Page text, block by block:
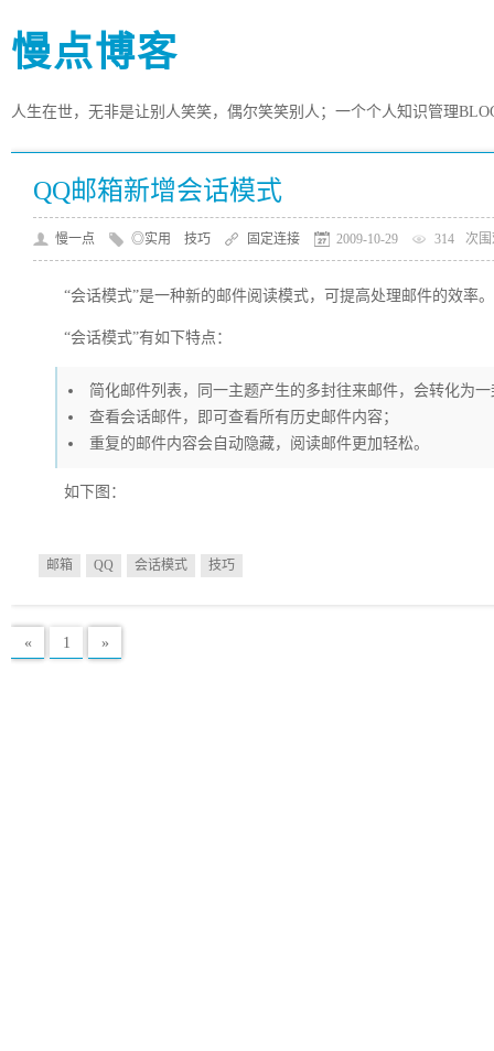
慢点博客
人生在世，无非是让别人笑笑，偶尔笑笑别人；一个个人知识管理
QQ邮箱新增会话模式
慢一点 ◎实用 技巧 固定连接 2009-10-29 314 次
“会话模式”是一种新的邮件阅读模式，可提高处理邮件的效率。
“会话模式”有如下特点：
简化邮件列表，同一主题产生的多封往来邮件，会转化为
查看会话邮件，即可查看所有历史邮件内容；
重复的邮件内容会自动隐藏，阅读邮件更加轻松。
如下图：
邮箱 QQ 会话模式 技巧
« 1 »